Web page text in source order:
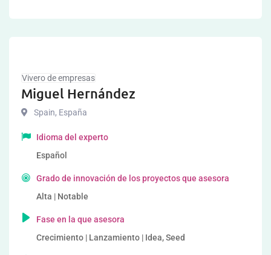
Vivero de empresas
Miguel Hernández
Spain, España
Idioma del experto
Español
Grado de innovación de los proyectos que asesora
Alta | Notable
Fase en la que asesora
Crecimiento | Lanzamiento | Idea, Seed